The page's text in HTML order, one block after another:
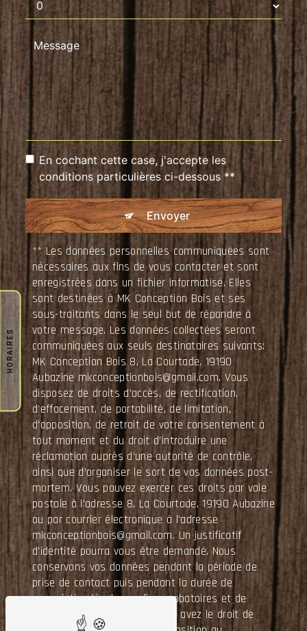
HORAIRES
En cochant cette case, j'accepte les
conditions particulières ci-dessous **
Envoyer
** Les données personnelles communiquées sont
nécessaires aux fins de vous contacter et sont
enregistrées dans un fichier informatisé. Elles
sont destinées à MK Conception Bois et ses
sous-traitants dans le seul but de répondre à
votre message. Les données collectées seront
communiquées aux seuls destinataires suivants:
MK Conception Bois 8, La Courtade, 19190
Aubazine mkconceptionbois@gmail.com. Vous
disposez de droits d’accès, de rectification,
d’effacement, de portabilité, de limitation,
d’opposition, de retrait de votre consentement à
tout moment et du droit d’introduire une
réclamation auprès d’une autorité de contrôle,
ainsi que d’organiser le sort de vos données post-
mortem. Vous pouvez exercer ces droits par voie
postale à l'adresse 8, La Courtade, 19190 Aubazine
ou par courrier électronique à l'adresse
mkconceptionbois@gmail.com. Un justificatif
d'identité pourra vous être demandé. Nous
conservons vos données pendant la période de
prise de contact puis pendant la durée de
prescription légale aux fins probatoires et de
gestion des contentieux. Vous avez le droit de